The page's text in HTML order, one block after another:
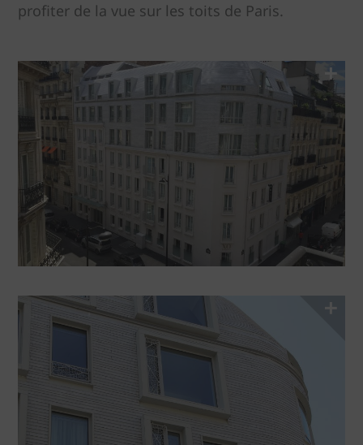
profiter de la vue sur les toits de Paris.